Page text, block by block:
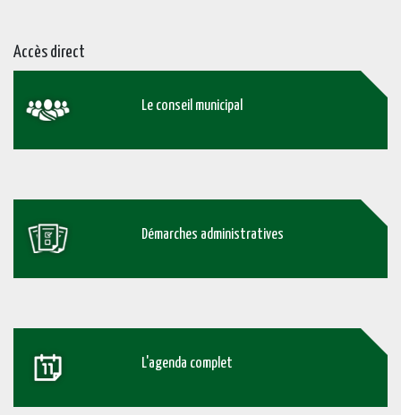
Accès direct
Le conseil municipal
Démarches administratives
L'agenda complet